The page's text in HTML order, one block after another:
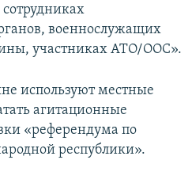
военнослужащих
участниках АТО/ООС».
используют местные
агитационные
«референдума по
республики».